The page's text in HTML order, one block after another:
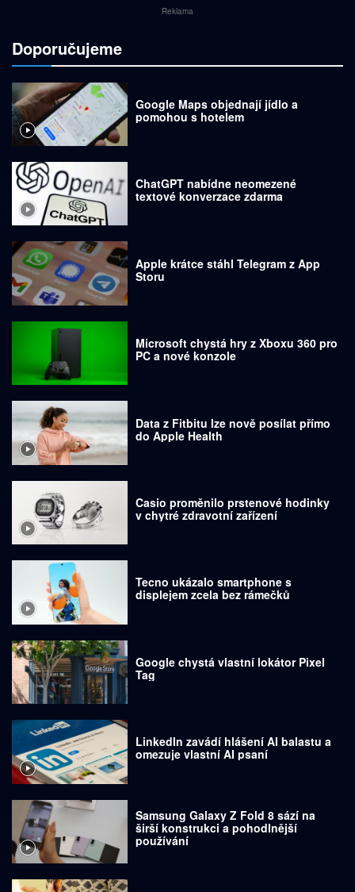
Reklama
Doporučujeme
Google Maps objednají jídlo a
pomohou s hotelem
ChatGPT nabídne neomezené
textové konverzace zdarma
Apple krátce stáhl Telegram z App
Storu
Microsoft chystá hry z Xboxu 360 pro
PC a nové konzole
Data z Fitbitu lze nově posílat přímo
do Apple Health
Casio proměnilo prstenové hodinky
v chytré zdravotní zařízení
Tecno ukázalo smartphone s
displejem zcela bez rámečků
Google chystá vlastní lokátor Pixel
Tag
LinkedIn zavádí hlášení AI balastu a
omezuje vlastní AI psaní
Samsung Galaxy Z Fold 8 sází na
širší konstrukci a pohodlnější
používání